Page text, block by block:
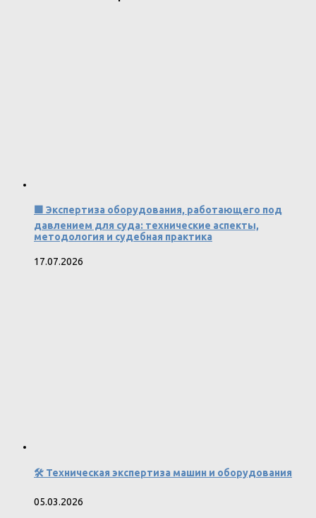
🟩 Экспертиза оборудования, работающего под
давлением для суда: технические аспекты,
методология и судебная практика
17.07.2026
🛠️ Техническая экспертиза машин и оборудования
05.03.2026